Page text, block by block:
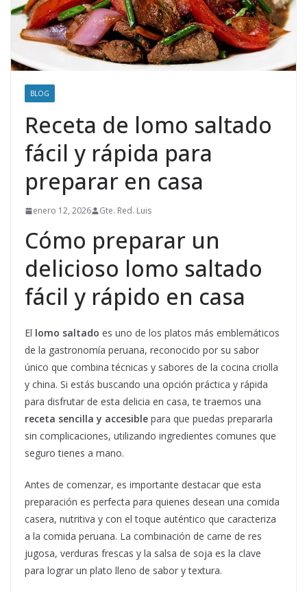
BLOG
Receta de lomo saltado
fácil y rápida para
preparar en casa
enero 12, 2026 Gte. Red. Luis
Cómo preparar un
delicioso lomo saltado
fácil y rápido en casa
El lomo saltado es uno de los platos más emblemáticos
de la gastronomía peruana, reconocido por su sabor
único que combina técnicas y sabores de la cocina criolla
y china. Si estás buscando una opción práctica y rápida
para disfrutar de esta delicia en casa, te traemos una
receta sencilla y accesible para que puedas prepararla
sin complicaciones, utilizando ingredientes comunes que
seguro tienes a mano.
Antes de comenzar, es importante destacar que esta
preparación es perfecta para quienes desean una comida
casera, nutritiva y con el toque auténtico que caracteriza
a la comida peruana. La combinación de carne de res
jugosa, verduras frescas y la salsa de soja es la clave
para lograr un plato lleno de sabor y textura.